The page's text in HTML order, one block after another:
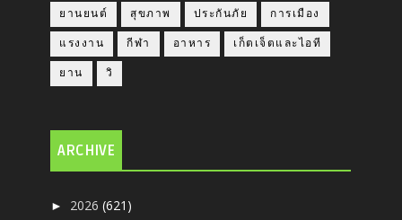
ยานยนต์ สุขภาพ ประกันภัย การเมือง
แรงงาน กีฬา อาหาร เก็ตเจ็ตและไอที
ยาน วิ
ARCHIVE
► 2026(621)